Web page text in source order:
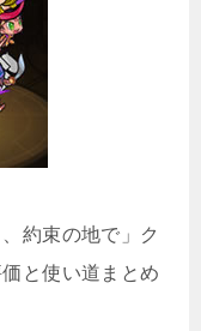
約束の地で」ク
と使い道まとめ